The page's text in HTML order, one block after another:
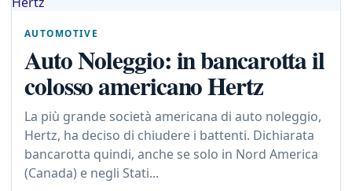
AUTOMOTIVE
Auto Noleggio: in bancarotta il
colosso americano Hertz
La più grande società americana di auto noleggio,
Hertz, ha deciso di chiudere i battenti. Dichiarata
bancarotta quindi, anche se solo in Nord America
(Canada) e negli Stati...